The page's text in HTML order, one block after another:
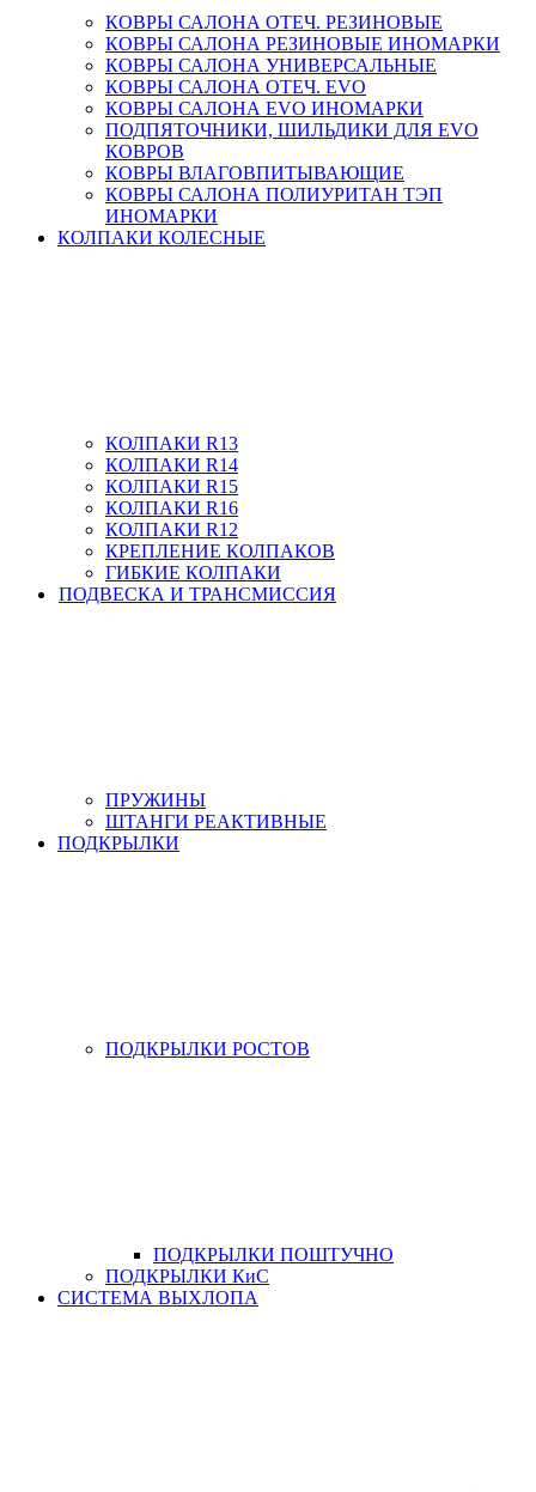
КОВРЫ САЛОНА ОТЕЧ. РЕЗИНОВЫЕ
КОВРЫ САЛОНА РЕЗИНОВЫЕ ИНОМАРКИ
КОВРЫ САЛОНА УНИВЕРСАЛЬНЫЕ
КОВРЫ САЛОНА ОТЕЧ. EVO
КОВРЫ САЛОНА EVO ИНОМАРКИ
ПОДПЯТОЧНИКИ, ШИЛЬДИКИ ДЛЯ EVO
КОВРОВ
КОВРЫ ВЛАГОВПИТЫВАЮЩИЕ
КОВРЫ САЛОНА ПОЛИУРИТАН ТЭП
ИНОМАРКИ
КОЛПАКИ КОЛЕСНЫЕ
КОЛПАКИ R13
КОЛПАКИ R14
КОЛПАКИ R15
КОЛПАКИ R16
КОЛПАКИ R12
КРЕПЛЕНИЕ КОЛПАКОВ
ГИБКИЕ КОЛПАКИ
ПОДВЕСКА И ТРАНСМИССИЯ
ПРУЖИНЫ
ШТАНГИ РЕАКТИВНЫЕ
ПОДКРЫЛКИ
ПОДКРЫЛКИ РОСТОВ
ПОДКРЫЛКИ ПОШТУЧНО
ПОДКРЫЛКИ КиС
СИСТЕМА ВЫХЛОПА